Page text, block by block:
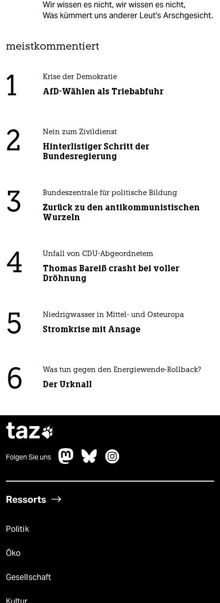
Wir wissen es nicht, wir wissen es nicht,
Was kümmert uns anderer Leut's Arschgesicht.
meistkommentiert
1 Krise der Demokratie
AfD-Wählen als Triebabfuhr
2 Nein zum Zivildienst
Hinterlistiger Schritt der
Bundesregierung
3 Bundeszentrale für politische Bildung
Zurück zu den antikommunistischen
Wurzeln
4 Unfall von CDU-Abgeordnetem
Thomas Bareiß crasht bei voller
Dröhnung
5 Niedrigwasser in Mittel- und Osteuropa
Stromkrise mit Ansage
6 Was tun gegen den Energiewende-Rollback?
Der Urknall
taz
Folgen Sie uns
Ressorts
Politik
Öko
Gesellschaft
Kultur